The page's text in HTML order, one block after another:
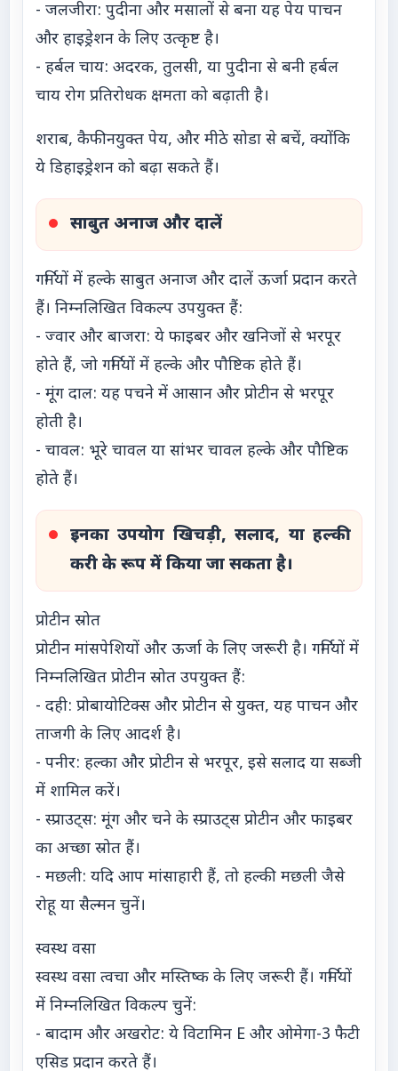
- जलजीरा: पुदीना और मसालों से बना यह पेय पाचन
और हाइड्रेशन के लिए उत्कृष्ट है।
- हर्बल चाय: अदरक, तुलसी, या पुदीना से बनी हर्बल
चाय रोग प्रतिरोधक क्षमता को बढ़ाती है।
शराब, कैफीनयुक्त पेय, और मीठे सोडा से बचें, क्योंकि
ये डिहाइड्रेशन को बढ़ा सकते हैं।
साबुत अनाज और दालें
गर्मियों में हल्के साबुत अनाज और दालें ऊर्जा प्रदान करते
हैं। निम्नलिखित विकल्प उपयुक्त हैं:
- ज्वार और बाजरा: ये फाइबर और खनिजों से भरपूर
होते हैं, जो गर्मियों में हल्के और पौष्टिक होते हैं।
- मूंग दाल: यह पचने में आसान और प्रोटीन से भरपूर
होती है।
- चावल: भूरे चावल या सांभर चावल हल्के और पौष्टिक
होते हैं।
इनका उपयोग खिचड़ी, सलाद, या हल्की
करी के रूप में किया जा सकता है।
प्रोटीन स्रोत
प्रोटीन मांसपेशियों और ऊर्जा के लिए जरूरी है। गर्मियों में
निम्नलिखित प्रोटीन स्रोत उपयुक्त हैं:
- दही: प्रोबायोटिक्स और प्रोटीन से युक्त, यह पाचन और
ताजगी के लिए आदर्श है।
- पनीर: हल्का और प्रोटीन से भरपूर, इसे सलाद या सब्जी
में शामिल करें।
- स्प्राउट्स: मूंग और चने के स्प्राउट्स प्रोटीन और फाइबर
का अच्छा स्रोत हैं।
- मछली: यदि आप मांसाहारी हैं, तो हल्की मछली जैसे
रोहू या सैल्मन चुनें।
स्वस्थ वसा
स्वस्थ वसा त्वचा और मस्तिष्क के लिए जरूरी हैं। गर्मियों
में निम्नलिखित विकल्प चुनें:
- बादाम और अखरोट: ये विटामिन E और ओमेगा-3 फैटी
एसिड प्रदान करते हैं।